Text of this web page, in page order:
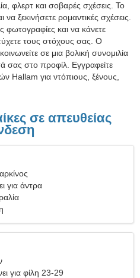
φλερτ και σοβαρές σχέσεις. Το
ξεκινήσετε ρομαντικές σχέσεις.
φωτογραφίες και να κάνετε
τους στόχους σας. Ο
σε μια βολική συνομιλία
σας στο προφίλ. Εγγραφείτε
Hallam για ντόπιους, ξένους,
σε απευθείας
για άντρα
για φίλη 23-29